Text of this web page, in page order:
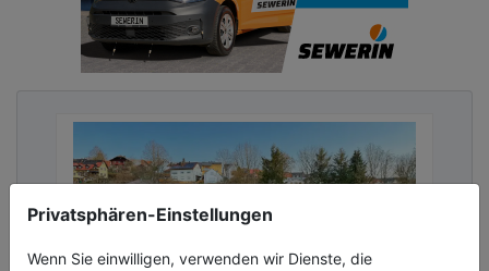
Privatsphären-Einstellungen
Wenn Sie einwilligen, verwenden wir Dienste, die